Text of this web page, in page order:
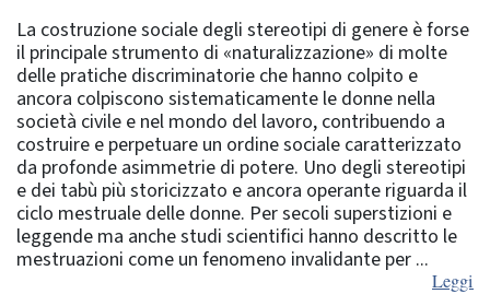
La costruzione sociale degli stereotipi di genere è forse
il principale strumento di «naturalizzazione» di molte
delle pratiche discriminatorie che hanno colpito e
ancora colpiscono sistematicamente le donne nella
società civile e nel mondo del lavoro, contribuendo a
costruire e perpetuare un ordine sociale caratterizzato
da profonde asimmetrie di potere. Uno degli stereotipi
e dei tabù più storicizzato e ancora operante riguarda il
ciclo mestruale delle donne. Per secoli superstizioni e
leggende ma anche studi scientifici hanno descritto le
mestruazioni come un fenomeno invalidante per ...
Leggi